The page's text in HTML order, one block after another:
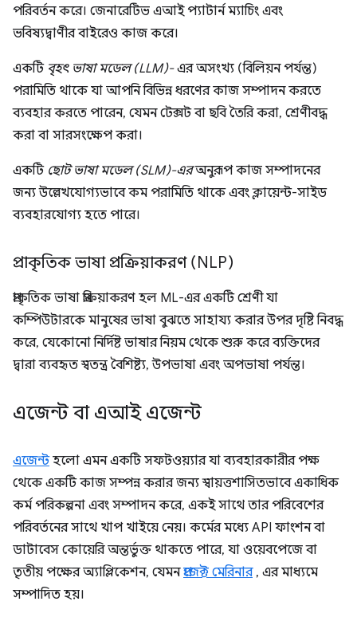
পরিবর্তন করে। জেনারেটিভ এআই প্যাটার্ন ম্যাচিং এবং
ভবিষ্যদ্বাণীর বাইরেও কাজ করে।
একটি বৃহৎ ভাষা মডেল (LLM)-এর অসংখ্য (বিলিয়ন পর্যন্ত)
পরামিতি থাকে যা আপনি বিভিন্ন ধরণের কাজ সম্পাদন করতে
ব্যবহার করতে পারেন, যেমন টেক্সট বা ছবি তৈরি করা, শ্রেণীবদ্ধ
করা বা সারসংক্ষেপ করা।
একটি ছোট ভাষা মডেল (SLM)-এরঅনুরূপ কাজ সম্পাদনের
জন্য উল্লেখযোগ্যভাবে কম পরামিতি থাকে এবং ক্লায়েন্ট-সাইড
ব্যবহারযোগ্য হতে পারে।
প্রাকৃতিক ভাষা প্রক্রিয়াকরণ (NLP)
প্রাকৃতিক ভাষা প্রক্রিয়াকরণ হল ML-এর একটি শ্রেণী যা
কম্পিউটারকে মানুষের ভাষা বুঝতে সাহায্য করার উপর দৃষ্টি নিবদ্ধ
করে, যেকোনো নির্দিষ্ট ভাষার নিয়ম থেকে শুরু করে ব্যক্তিদের
দ্বারা ব্যবহৃত স্বতন্ত্র বৈশিষ্ট্য, উপভাষা এবং অপভাষা পর্যন্ত।
এজেন্ট বা এআই এজেন্ট
এজেন্টহলো এমন একটি সফটওয়্যার যা ব্যবহারকারীর পক্ষ
থেকে একটি কাজ সম্পন্ন করার জন্য স্বায়ত্তশাসিতভাবে একাধিক
কর্ম পরিকল্পনা এবং সম্পাদন করে, একই সাথে তার পরিবেশের
পরিবর্তনের সাথে খাপ খাইয়ে নেয়। কর্মের মধ্যে API ফাংশন বা
ডাটাবেস কোয়েরি অন্তর্ভুক্ত থাকতে পারে, যা ওয়েবপেজে বা
তৃতীয় পক্ষের অ্যাপ্লিকেশন, যেমনপ্রজেক্ট মেরিনার, এর মাধ্যমে
সম্পাদিত হয়।